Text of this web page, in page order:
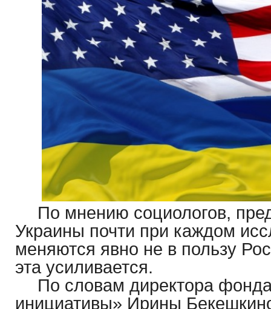
По мнению социологов,
Украины почти при каждом
меняются явно не в пользу
эта усиливается.
По словам директора
инициативы» Ирины